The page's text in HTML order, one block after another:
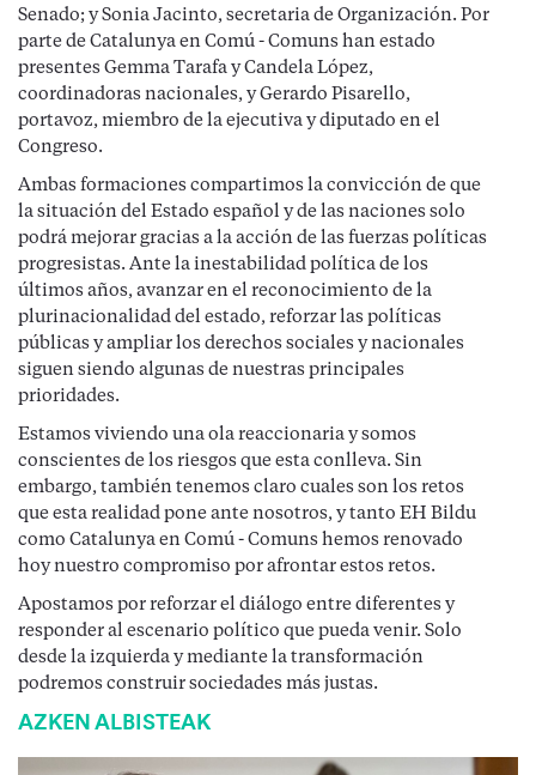
Senado; y Sonia Jacinto, secretaria de Organización. Por
parte de Catalunya en Comú - Comuns han estado
presentes Gemma Tarafa y Candela López,
coordinadoras nacionales, y Gerardo Pisarello,
portavoz, miembro de la ejecutiva y diputado en el
Congreso.
Ambas formaciones compartimos la convicción de que
la situación del Estado español y de las naciones solo
podrá mejorar gracias a la acción de las fuerzas políticas
progresistas. Ante la inestabilidad política de los
últimos años, avanzar en el reconocimiento de la
plurinacionalidad del estado, reforzar las políticas
públicas y ampliar los derechos sociales y nacionales
siguen siendo algunas de nuestras principales
prioridades.
Estamos viviendo una ola reaccionaria y somos
conscientes de los riesgos que esta conlleva. Sin
embargo, también tenemos claro cuales son los retos
que esta realidad pone ante nosotros, y tanto EH Bildu
como Catalunya en Comú - Comuns hemos renovado
hoy nuestro compromiso por afrontar estos retos.
Apostamos por reforzar el diálogo entre diferentes y
responder al escenario político que pueda venir. Solo
desde la izquierda y mediante la transformación
podremos construir sociedades más justas.
AZKEN ALBISTEAK